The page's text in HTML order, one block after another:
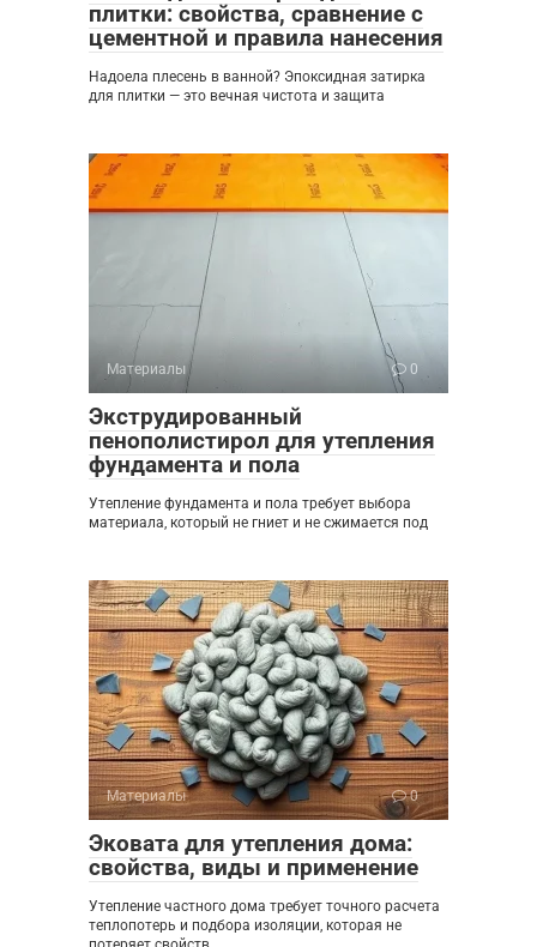
плитки: свойства, сравнение с
цементной и правила нанесения
Надоела плесень в ванной? Эпоксидная затирка
для плитки — это вечная чистота и защита
Материалы 0
Экструдированный
пенополистирол для утепления
фундамента и пола
Утепление фундамента и пола требует выбора
материала, который не гниет и не сжимается под
Материалы 0
Эковата для утепления дома:
свойства, виды и применение
Утепление частного дома требует точного расчета
теплопотерь и подбора изоляции, которая не